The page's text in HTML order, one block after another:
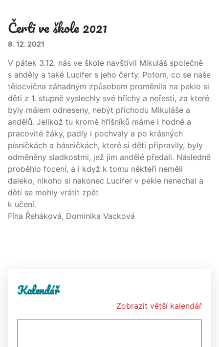
Čerti ve škole 2021
8. 12. 2021
V pátek 3.12. nás ve škole navštívil Mikuláš společně
s anděly a také Lucifer s jeho čerty. Potom, co se naše
tělocvična záhadným způsobem proměnila na peklo si
děti z 1. stupně vyslechly své hříchy a neřesti, za které
byly málem odneseny, nebýt příchodu Mikuláše a
andělů. Jelikož tu kromě hříšníků máme i hodné a
pracovité žáky, padly i pochvaly a po krásných
písničkách a básničkách, které si děti připravily, byly
odměněny sladkostmi, jež jim andělé předali. Následně
proběhlo focení, a i když k tomu někteří neměli
daleko, nikoho si nakonec Lucifer v pekle nenechal a
děti se mohly vrátit zpět
k
Fína Řeháková, Dominika Vacková
Kalendář
Zobrazit větší kalendář